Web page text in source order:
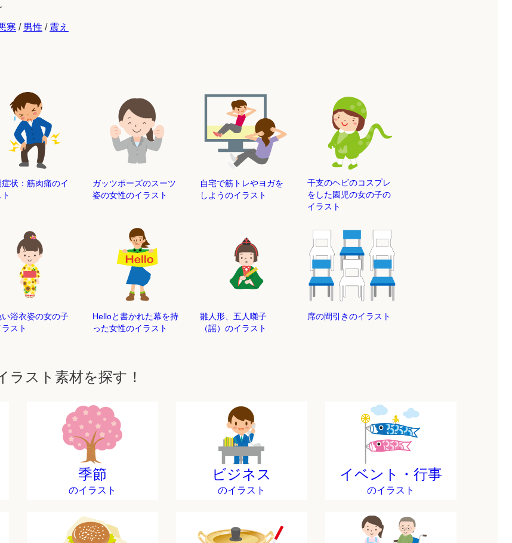
寒 / 男性 / 震え
状：筋肉痛のイ
ガッツポーズのスーツ
姿の女性のイラスト
自宅で筋トレやヨガを
しようのイラスト
干支のヘビのコスプレ
をした園児の女の子の
イラスト
い浴衣姿の女の子
スト
Helloと書かれた幕を持
った女性のイラスト
雛人形、五人囃子
（謡）のイラスト
席の間引きのイラスト
ラスト素材を探す！
季節
のイラスト
ビジネス
のイラスト
イベント・行事
のイラスト